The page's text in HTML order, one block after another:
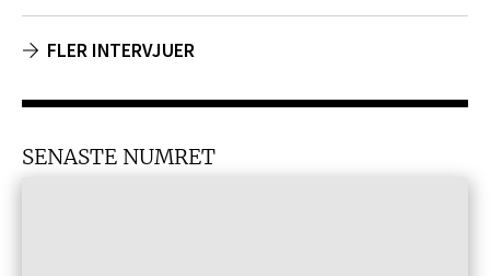
FLER INTERVJUER
SENASTE NUMRET